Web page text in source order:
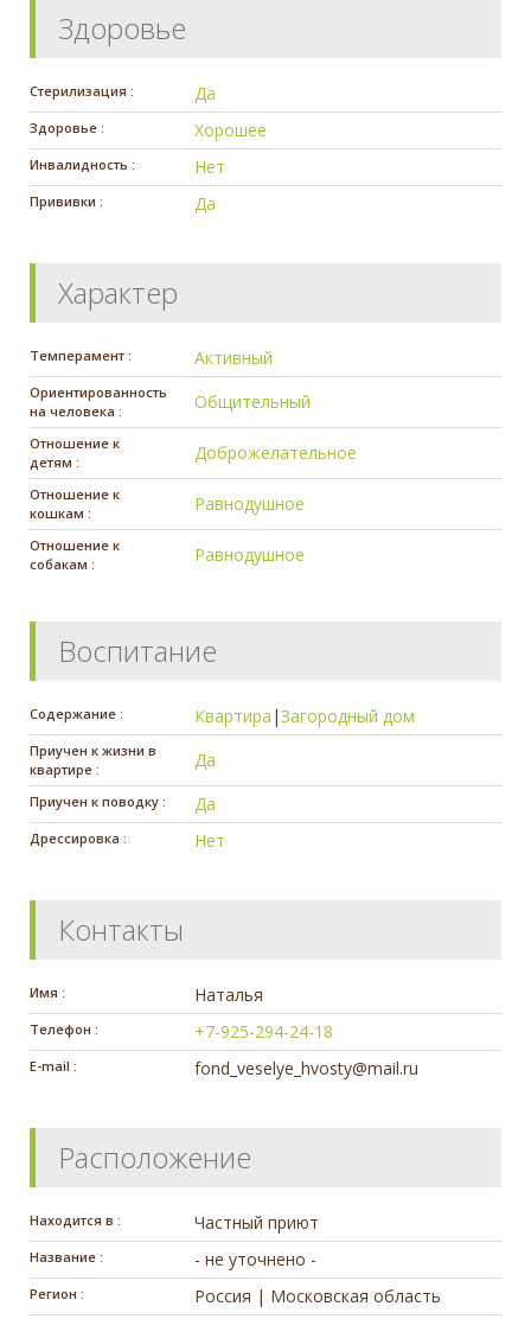
Здоровье
Стерилизация : Да
Здоровье : Хорошее
Инвалидность : Нет
Прививки : Да
Характер
Темперамент : Активный
Ориентированность
на человека :
Общительный
Отношение к
детям :
Доброжелательное
Отношение к
кошкам :
Равнодушное
Отношение к
собакам :
Равнодушное
Воспитание
Содержание : Квартира |Загородный дом
Приучен к жизни в
квартире :
Да
Приучен к поводку : Да
Дрессировка : Нет
Контакты
Имя : Наталья
Телефон : +7-925-294-24-18
E-mail : fond_veselye_hvosty@mail.ru
Расположение
Находится в : Частный приют
Название : - не уточнено -
Регион : Россия | Московская область